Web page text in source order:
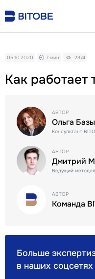
Как работает
05.10.2020 7 мин 2374
Больше
в наших соцсетях
АВТОР
Ольга
Консультант
АВТОР
Дмитрий
Ведущий
АВТОР
Команда